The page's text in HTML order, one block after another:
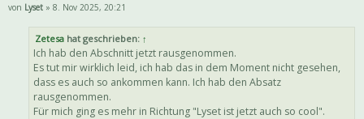
von Lyset » 8. Nov 2025, 20:21
Zetesa hat geschrieben: ↑
Ich hab den Abschnitt jetzt rausgenommen.
Es tut mir wirklich leid, ich hab das in dem Moment nicht gesehen,
dass es auch so ankommen kann. Ich hab den Absatz
rausgenommen.
Für mich ging es mehr in Richtung "Lyset ist jetzt auch so cool".